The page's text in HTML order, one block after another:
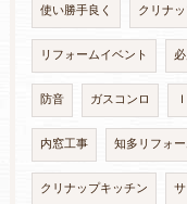
使い勝手良く クリナ
リフォームイベント
防音 ガスコンロ
内窓工事 知多リフォ
クリナップキッチン